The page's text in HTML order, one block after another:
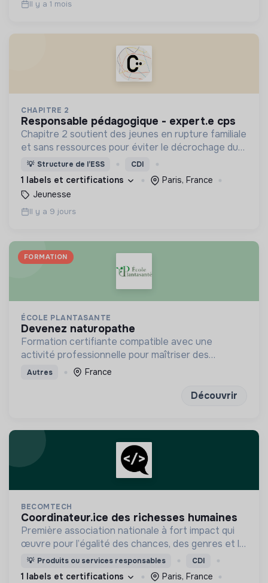
Il y a 1 mois
CHAPITRE 2
responsable pédagogique - expert.e cps
Chapitre 2 soutient des jeunes en rupture familiale
et sans ressources pour éviter le décrochage du
parcours d'insertion et le glissement vers
l'exclusion.
💡 Structure de l’ESS CDI
1 labels et certifications
Paris, France
Jeunesse
Il y a 9 jours
FORMATION
ÉCOLE PLANTASANTE
devenez naturopathe
Formation certifiante compatible avec une
activité professionnelle pour maîtriser des
méthodes de santé naturelles
Autres France
Découvrir
BECOMTECH
coordinateur.ice des richesses humaines
Première association nationale à fort impact qui
œuvre pour l’égalité des chances, des genres et la
mixité du numérique en initiant les filles et les
femmes de 14 à 25 ans aux métiers du digital.
💡 Produits ou services responsables CDI
1 labels et certifications
Paris, France